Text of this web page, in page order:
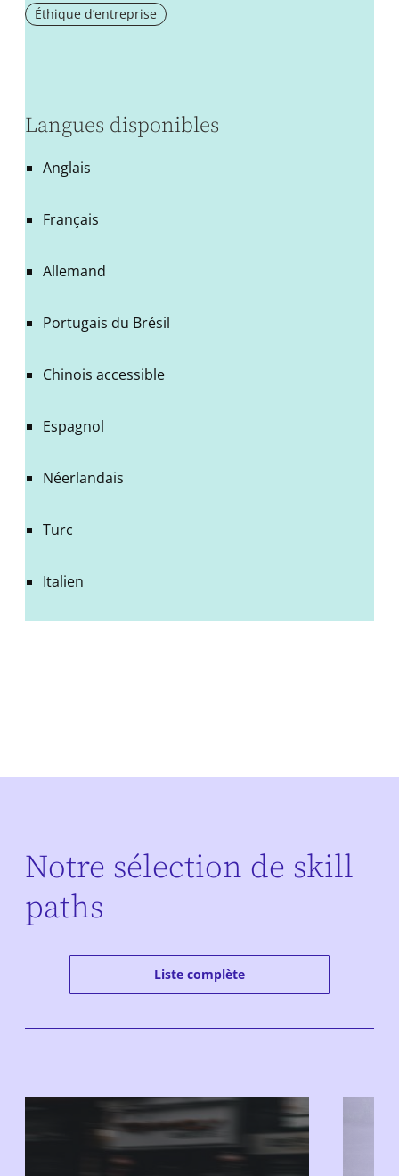
Éthique d’entreprise
Langues disponibles
Anglais
Français
Allemand
Portugais du Brésil
Chinois accessible
Espagnol
Néerlandais
Turc
Italien
Notre sélection de skill
paths
Liste complète